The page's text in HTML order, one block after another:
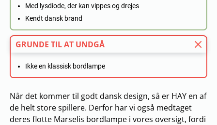
Med lysdiode, der kan vippes og drejes
Kendt dansk brand
GRUNDE TIL AT UNDGÅ
Ikke en klassisk bordlampe
Når det kommer til godt dansk design, så er HAY en af
de helt store spillere. Derfor har vi også medtaget
deres flotte Marselis bordlampe i vores oversigt, fordi